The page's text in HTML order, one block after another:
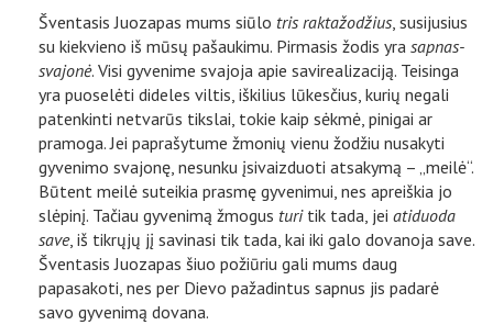
Šventasis Juozapas mums siūlo tris raktažodžius, susijusius
su kiekvieno iš mūsų pašaukimu. Pirmasis žodis yra sapnas-
svajonė. Visi gyvenime svajoja apie savirealizaciją. Teisinga
yra puoselėti dideles viltis, iškilius lūkesčius, kurių negali
patenkinti netvarūs tikslai, tokie kaip sėkmė, pinigai ar
pramoga. Jei paprašytume žmonių vienu žodžiu nusakyti
gyvenimo svajonę, nesunku įsivaizduoti atsakymą – „meilė“.
Būtent meilė suteikia prasmę gyvenimui, nes apreiškia jo
slėpinį. Tačiau gyvenimą žmogus turitik tada, jei atiduoda
save, iš tikrųjų jį savinasi tik tada, kai iki galo dovanoja save.
Šventasis Juozapas šiuo požiūriu gali mums daug
papasakoti, nes per Dievo pažadintus sapnus jis padarė
savo gyvenimą dovana.